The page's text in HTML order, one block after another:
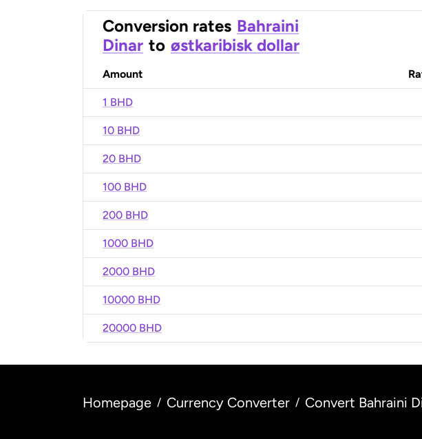
Conversion rates Bahraini
Dinar to østkaribisk dollar
Amount
1 BHD
10 BHD
20 BHD
100 BHD
200 BHD
1000 BHD
2000 BHD
10000 BHD
20000 BHD
Homepage / Currency Converter / Convert Bahraini